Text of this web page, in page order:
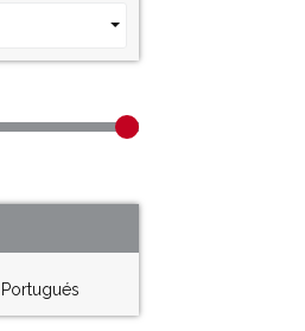
Portugués